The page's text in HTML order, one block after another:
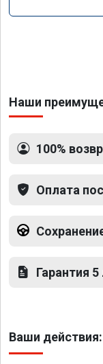
Наши
100%
Оплата
Гарантия 5
Ваши действия: